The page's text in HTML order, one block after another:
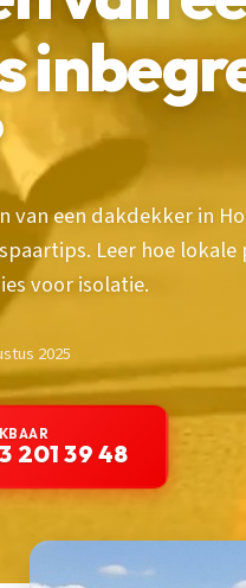
van een dakdekker in
Leer hoe
voor isolatie.
2025
201 39 48